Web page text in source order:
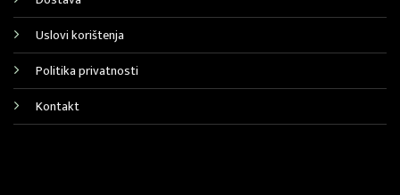
Uslovi korištenja
Politika privatnosti
Kontakt